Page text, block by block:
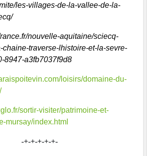
les-villages-de-la-vallee-de-la-
nouvelle-aquitaine/sciecq-
chaine-traverse-lhistoire-et-la-sevre-
8947-a3fb7037f9d8
loisirs/domaine-du-
sortir-visiter/patrimoine-et-
mursay/index.html
-+-+-+-+-+-